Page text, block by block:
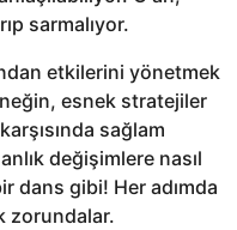
sarmalıyor.
etkilerini yönetmek
esnek stratejiler
sağlam
değişimlere nasıl
dans gibi! Her adımda
zorundalar.